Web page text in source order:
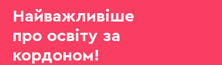
Найважливіше
про освіту за
кордоном!